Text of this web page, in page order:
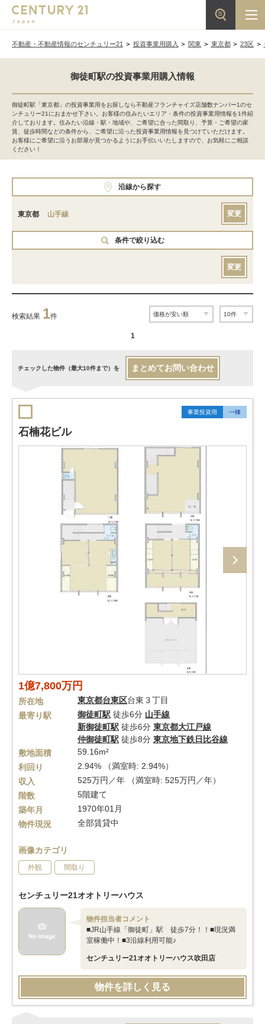
不動産・不動産情報のセンチュリー21 投資事業用購入 関東 東京都 23区
御徒町駅の投資事業用購入情報
御徒町駅「東京都」の投資事業用をお探しなら不動産フランチャイズ店舗数ナンバー1のセ
ンチュリー21におまかせ下さい。お客様の住みたいエリア・条件の投資事業用情報を1件紹
介しております。住みたい沿線・駅・地域や、ご希望に合った間取り、予算・ご希望の家
賃、徒歩時間などの条件から、ご希望に沿った投資事業用情報を見つけていただけます。
お客様にご希望に沿うお部屋が見つかるようにお手伝いいたしますので、お気軽にご相談
ください！
沿線から探す
東京都 山手線 変更
条件で絞り込む
変更
検索結果 1件
1
チェックした物件（最大10件まで）を まとめてお問い合わせ
事業投資用 一棟
石楠花ビル
1億7,800万円
所在地 東京都台東区台東３丁目
最寄り駅
御徒町駅 徒歩6分 山手線
新御徒町駅 徒歩6分 東京都大江戸線
仲御徒町駅 徒歩8分 東京地下鉄日比谷線
敷地面積
59.16m²
利回り
2.94% （満室時: 2.94%）
収入
525万円／年 （満室時: 525万円／年）
階数
5階建て
築年月
1970年01月
物件現況
全部賃貸中
画像カテゴリ
外観 間取り
センチュリー21オオトリーハウス
物件担当者コメント
■JR山手線「御徒町」駅 徒歩7分！！■現況満
室稼働中！■3沿線利用可能♪
センチュリー21オオトリーハウス吹田店
物件を詳しく見る